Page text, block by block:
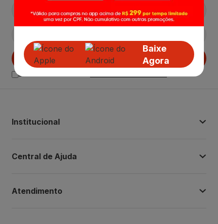
Baixe
Agora
Cadastrar
Declaro estar ciente das
Institucional
Central de Ajuda
Atendimento